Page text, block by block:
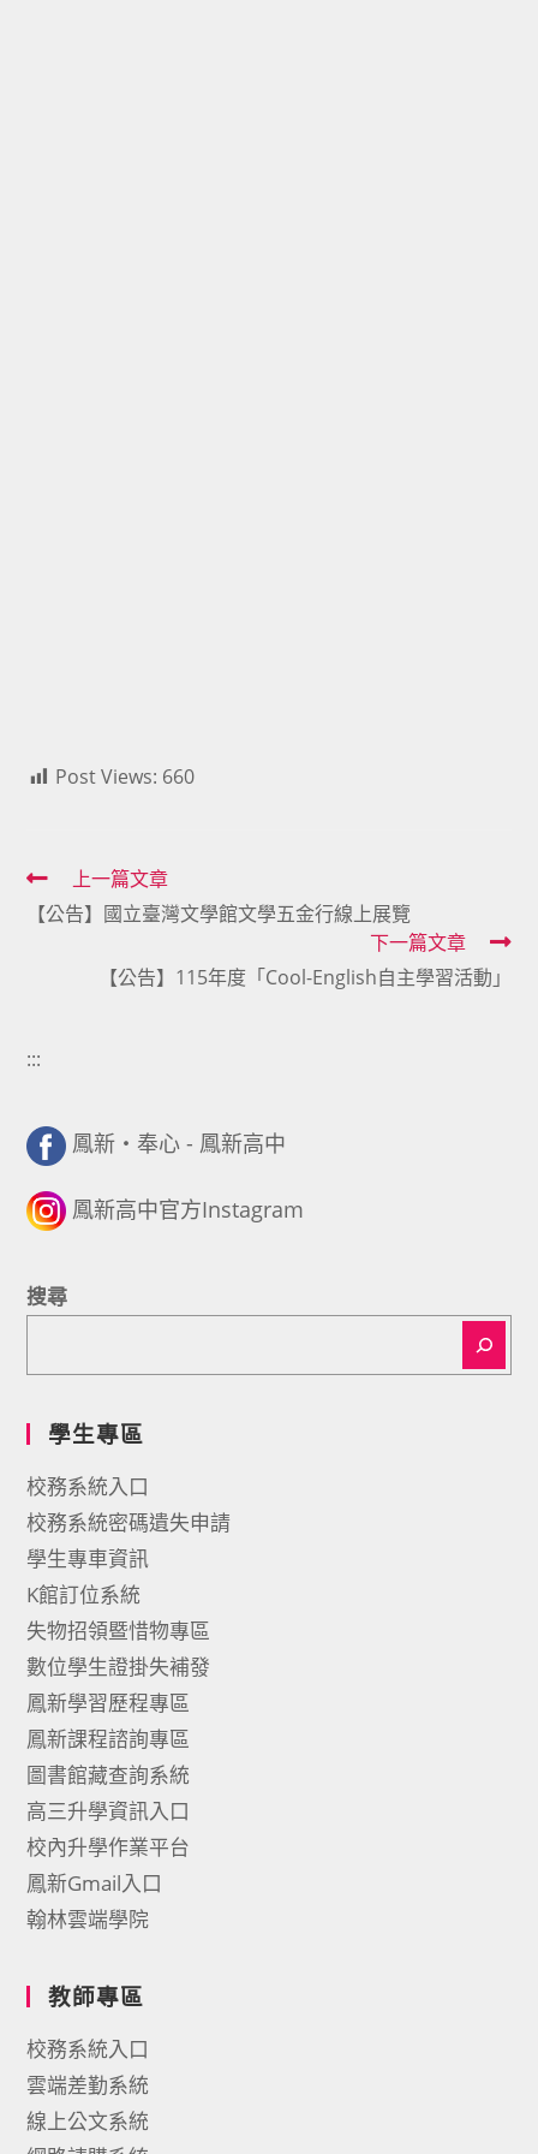
Post Views: 660
Read
more
上一篇文章
【公告】國立臺灣文學館文學五金行線上展覽
下一篇文章
【公告】115年度「Cool-English自主學習活動」
:::
鳳新・奉心 - 鳳新高中
鳳新高中官方Instagram
搜尋
學生專區
校務系統入口
校務系統密碼遺失申請
學生專車資訊
K館訂位系統
失物招領暨惜物專區
數位學生證掛失補發
鳳新學習歷程專區
鳳新課程諮詢專區
圖書館藏查詢系統
高三升學資訊入口
校內升學作業平台
鳳新Gmail入口
翰林雲端學院
教師專區
校務系統入口
雲端差勤系統
線上公文系統